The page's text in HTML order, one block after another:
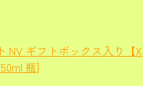
ギフトボックス入り
瓶]